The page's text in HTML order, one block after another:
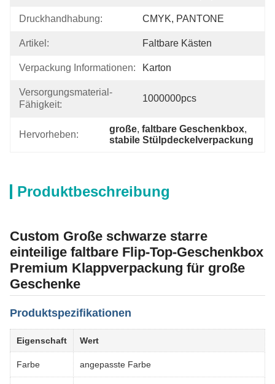
Druckhandhabung: CMYK, PANTONE
Artikel: Faltbare Kästen
Verpackung Informationen: Karton
Versorgungsmaterial-
Fähigkeit:
1000000pcs
Hervorheben:
große, faltbare Geschenkbox,
stabile Stülpdeckelverpackung
Produktbeschreibung
Custom Große schwarze starre
einteilige faltbare Flip-Top-Geschenkbox
Premium Klappverpackung für große
Geschenke
Produktspezifikationen
Eigenschaft Wert
Farbe angepasste Farbe